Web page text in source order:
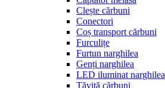
Clește cărbuni
Conectori
Coș transport cărbuni
Furculițe
Furtun narghilea
Genți narghilea
LED iluminat narghilea
Tăviță cărbuni